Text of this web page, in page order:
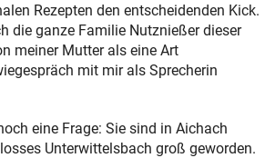
Rezepten den entscheidenden Kick.
die ganze Familie Nutznießer dieser
meiner Mutter als eine Art
mit mir als Sprecherin
eine Frage: Sie sind in Aichach
Unterwittelsbach groß geworden.